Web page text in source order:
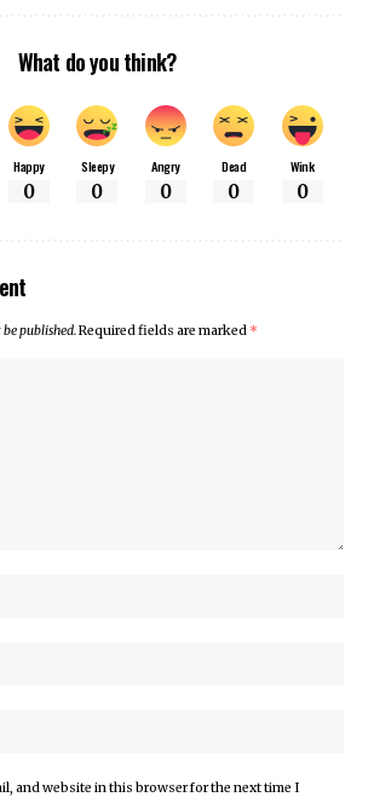
What do you think?
Happy
0
Sleepy
0
Angry
0
Dead
0
Wink
0
published.Required fields are marked *
and website in this browser for the next time I